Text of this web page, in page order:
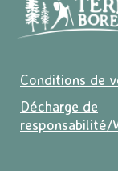
Conditions de
Décharge de
responsabilité/